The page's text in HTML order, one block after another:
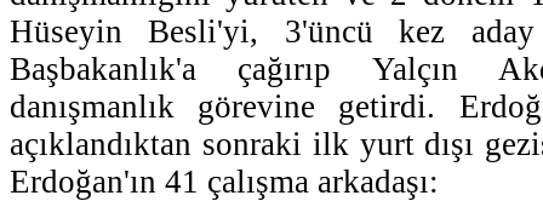
Hüseyin Besli'yi, 3'üncü kez aday
Başbakanlık'a çağırıp Yalçın
danışmanlık görevine getirdi.
açıklandıktan sonraki ilk yurt dışı
Erdoğan'ın 41 çalışma arkadaşı: